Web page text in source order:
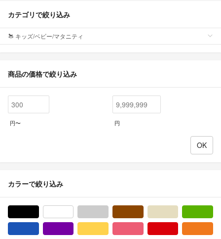
カテゴリで絞り込み
キッズ/ベビー/マタニティ
商品の価格で絞り込み
円〜 円
カラーで絞り込み